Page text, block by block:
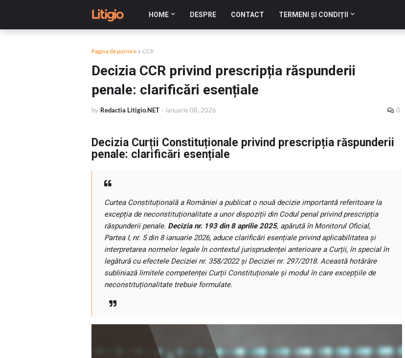
HOME DESPRE CONTACT TERMENI ȘI CONDIȚII
Pagina de pornire CCR
Decizia CCR privind prescripția răspunderii
penale: clarificări esențiale
by Redactia Litigio.NET - ianuarie 08, 2026 0
Decizia Curții Constituționale privind prescripția răspunderii
penale: clarificări esențiale
Curtea Constituțională a României a publicat o nouă decizie importantă referitoare la
excepția de neconstituționalitate a unor dispoziții din Codul penal privind prescripția
răspunderii penale. Decizia nr. 193 din 8 aprilie 2025, apărută în Monitorul Oficial,
Partea I, nr. 5 din 8 ianuarie 2026, aduce clarificări esențiale privind aplicabilitatea și
interpretarea normelor legale în contextul jurisprudenței anterioare a Curții, în special în
legătură cu efectele Deciziei nr. 358/2022 și Deciziei nr. 297/2018. Această hotărâre
subliniază limitele competenței Curții Constituționale și modul în care excepțiile de
neconstituționalitate trebuie formulate.